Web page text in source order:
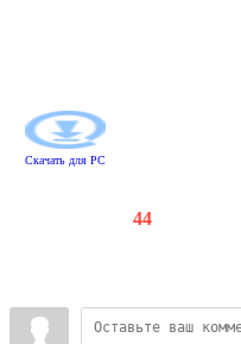
Скачать для PC
44